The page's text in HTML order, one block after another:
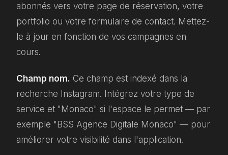
abonnés vers votre page de réservation, votre
portfolio ou votre formulaire de contact. Mettez-
le à jour en fonction de vos campagnes en
cours.
Champ nom. Ce champ est indexé dans la
recherche Instagram. Intégrez votre type de
service et "Monaco" si l'espace le permet — par
exemple "BSS Agence Digitale Monaco" — pour
améliorer votre visibilité dans l'application.